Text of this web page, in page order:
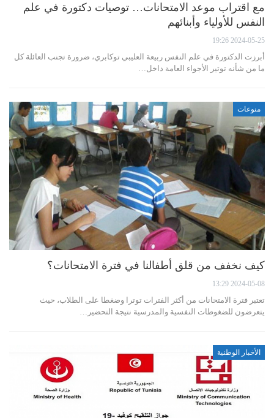
مع اقتراب موعد الامتحانات… توصيات دكتورة في علم
النفس للأولياء وأبنائهم
2024-05-25 19:26
أبرزت الدكتورة في علم النفس ربيعة العليبي توكابري، ضرورة تجنب العائلة كل
ما من شأنه توتير الأجواء العامة داخل…
منوعات
كيف نخفف من قلق أطفالنا في فترة الامتحانات؟
2024-05-08 13:29
تعتبر فترة الامتحانات من أكثر الفترات توترا وضغطا على الطلاب، حيث
يتعرضون للضغوطات النفسية والمدرسية نتيجة التحضير…
الأخبار الوطنية